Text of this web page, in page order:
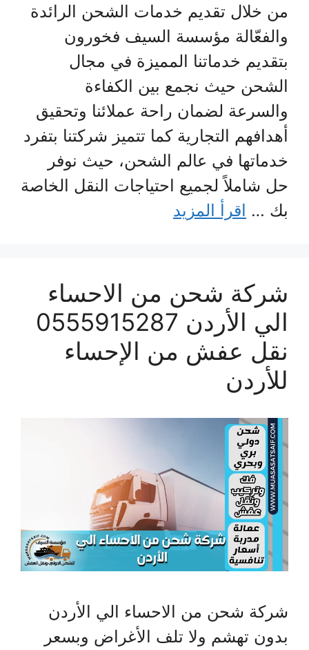
من خلال تقديم خدمات الشحن الرائدة
والفعّالة مؤسسة السيف فخورون
بتقديم خدماتنا المميزة في مجال
الشحن حيث نجمع بين الكفاءة
والسرعة لضمان راحة عملائنا وتحقيق
أهدافهم التجارية كما تتميز شركتنا بتفرد
خدماتها في عالم الشحن، حيث نوفر
حل شاملاً لجميع احتياجات النقل الخاصة
بك … اقرأ المزيد
شركة شحن من الاحساء
الي الأردن 0555915287
نقل عفش من الإحساء
للأردن
شركة شحن من الاحساء الي الأردن
بدون تهشم ولا تلف الأغراض وبسعر